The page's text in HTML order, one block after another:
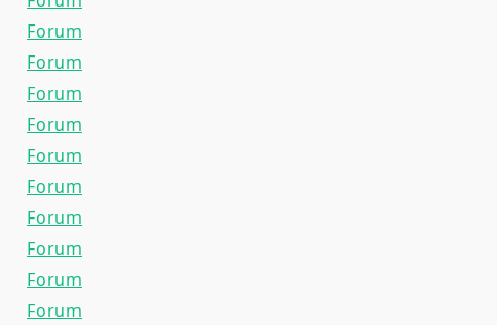
Forum
Forum
Forum
Forum
Forum
Forum
Forum
Forum
Forum
Forum